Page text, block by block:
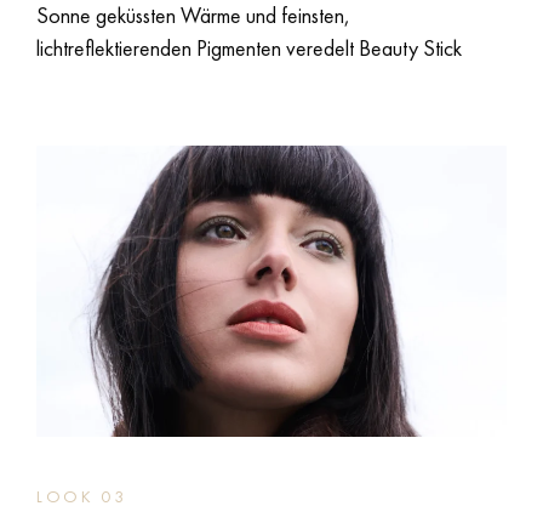
Sonne geküssten Wärme und feinsten,
lichtreflektierenden Pigmenten veredelt Beauty Stick
reichhaltige Pflege und rundet das Make-up mit einem
zeitlos natürlichen Nude–Ton ab.
LOOK 03